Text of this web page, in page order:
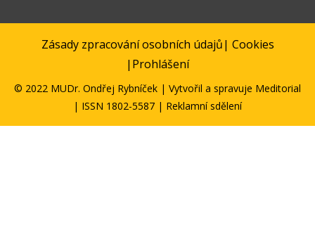
Zásady zpracování osobních údajů| Cookies
| Prohlášení
© 2022 MUDr. Ondřej Rybníček | Vytvořil a spravuje Meditorial
| ISSN 1802-5587 | Reklamní sdělení